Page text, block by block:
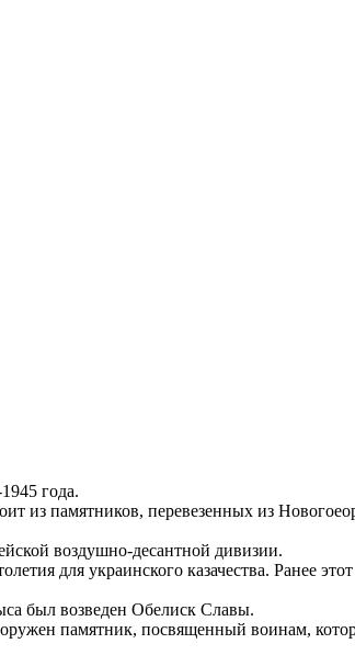
года.
из памятников, перевезенных из
воздушно-десантной дивизии.
для украинского казачества. Ранее
был возведен Обелиск Славы.
памятник, посвященный воинам,